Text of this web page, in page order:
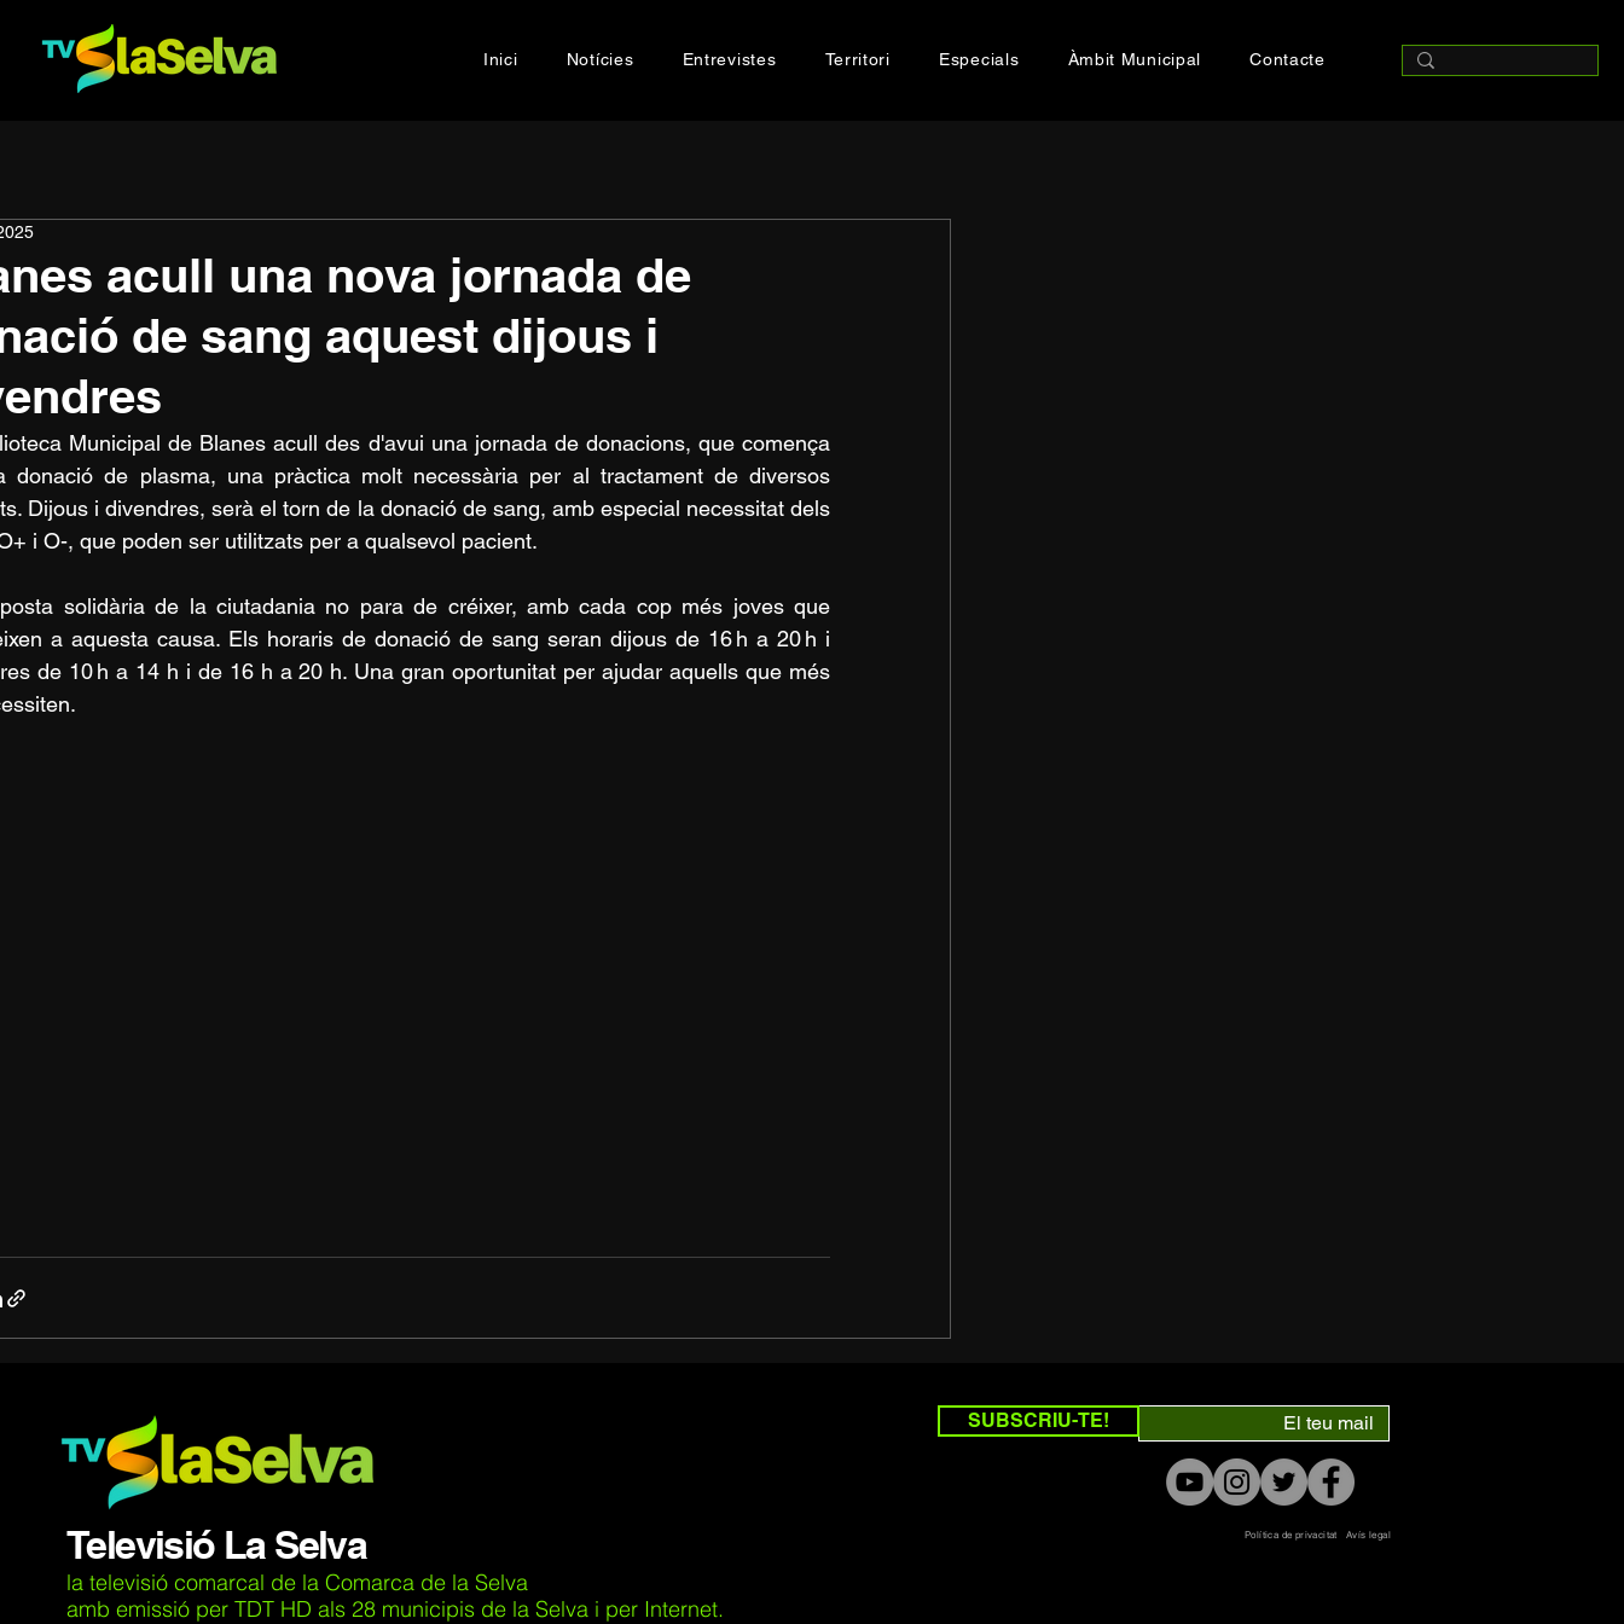
Inici Notícies Entrevistes Territori Especials Àmbit Municipal Contacte
acull una nova jornada de
de sang aquest dijous i
Municipal de Blanes acull des d'avui una jornada de donacions, que comença
donació de plasma, una pràctica molt necessària per al tractament de diversos
Dijous i divendres, serà el torn de la donació de sang, amb especial necessitat dels
i O-, que poden ser utilitzats per a qualsevol pacient.
solidària de la ciutadania no para de créixer, amb cada cop més joves que
a aquesta causa. Els horaris de donació de sang seran dijous de 16 h a 20 h i
de 10 h a 14 h i de 16 h a 20 h. Una gran oportunitat per ajudar aquells que més
Televisió La Selva
la televisió comarcal de la Comarca de la Selva
amb emissió per TDT HD als 28 municipis de la Selva i per Internet.
SUBSCRIU-TE!
Política de privacitat Avís legal